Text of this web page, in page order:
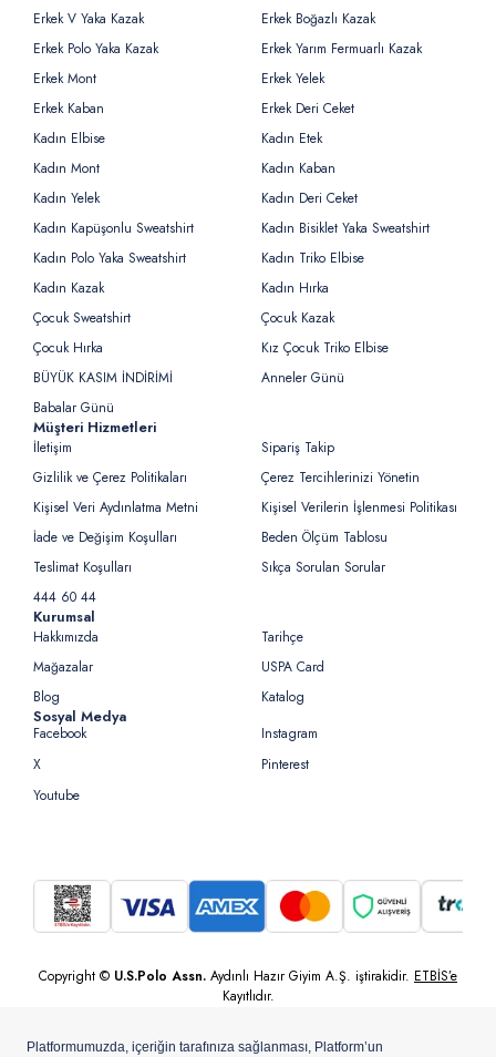
Erkek V Yaka Kazak
Erkek Boğazlı Kazak
Erkek Polo Yaka Kazak
Erkek Yarım Fermuarlı Kazak
Erkek Mont
Erkek Yelek
Erkek Kaban
Erkek Deri Ceket
Kadın Elbise
Kadın Etek
Kadın Mont
Kadın Kaban
Kadın Yelek
Kadın Deri Ceket
Kadın Kapüşonlu Sweatshirt
Kadın Bisiklet Yaka Sweatshirt
Kadın Polo Yaka Sweatshirt
Kadın Triko Elbise
Kadın Kazak
Kadın Hırka
Çocuk Sweatshirt
Çocuk Kazak
Çocuk Hırka
Kız Çocuk Triko Elbise
BÜYÜK KASIM İNDİRİMİ
Anneler Günü
Babalar Günü
Müşteri Hizmetleri
İletişim
Sipariş Takip
Gizlilik ve Çerez Politikaları
Çerez Tercihlerinizi Yönetin
Kişisel Veri Aydınlatma Metni
Kişisel Verilerin İşlenmesi Politikası
İade ve Değişim Koşulları
Beden Ölçüm Tablosu
Teslimat Koşulları
Sıkça Sorulan Sorular
444 60 44
Kurumsal
Hakkımızda
Tarihçe
Mağazalar
USPA Card
Blog
Katalog
Sosyal Medya
Facebook
Instagram
X
Pinterest
Youtube
Copyright © U.S.Polo Assn. Aydınlı Hazır Giyim A.Ş. iştirakidir. ETBİS’e
Kayıtlıdır.